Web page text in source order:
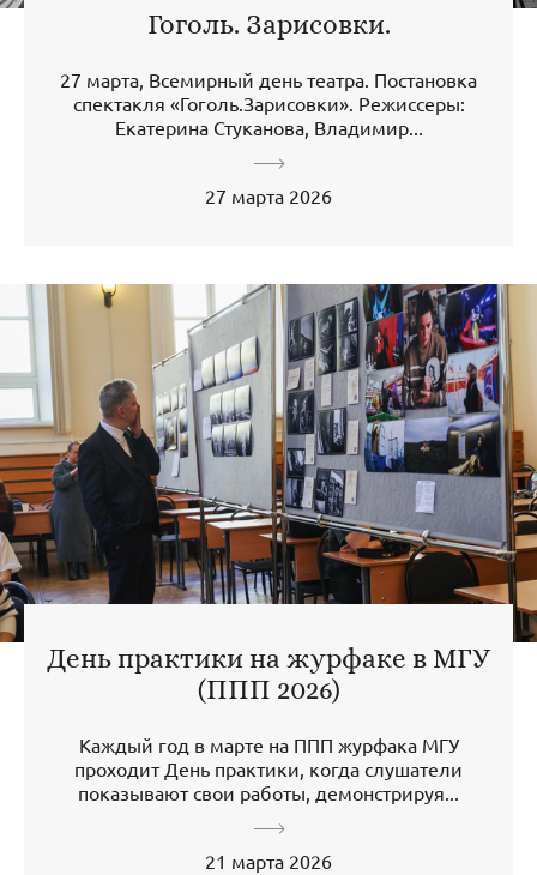
Гоголь. Зарисовки.
27 марта, Всемирный день театра. Постановка
спектакля «Гоголь.Зарисовки». Режиссеры:
Екатерина Стуканова, Владимир...
27 марта 2026
День практики на журфаке в МГУ
(ППП 2026)
Каждый год в марте на ППП журфака МГУ
проходит День практики, когда слушатели
показывают свои работы, демонстрируя...
21 марта 2026